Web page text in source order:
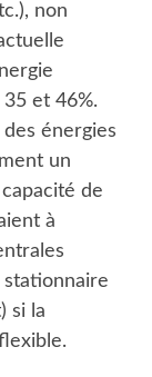
non
et 46%.
énergies
un
de
à
stationnaire
si la